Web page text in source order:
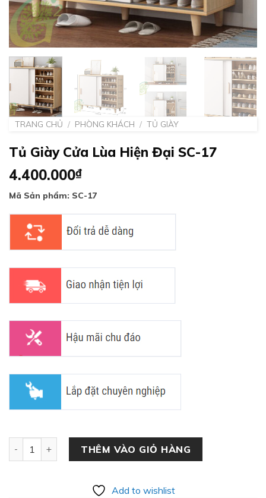
TRANG CHỦ / PHÒNG KHÁCH / TỦ GIÀY
Tủ Giày Cửa Lùa Hiện Đại SC-17
4.400.000₫
Mã Sản phẩm: SC-17
Tủ Giày Cửa Lùa Hiện Đại SC-17 số lượng
THÊM VÀO GIỎ HÀNG
Add to wishlist